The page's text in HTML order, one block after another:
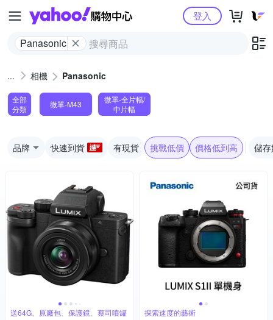
Yahoo購物中心
Panasonic
登入
相機 Panasonic
全部
分類
微單-M43
微單-全片幅/
中片幅
品牌 快速到貨 有現貨 挑戰低價 價格低到高 儲
送64G、原廠包、保護鏡、蔡司噴罐 探索速度的藝術